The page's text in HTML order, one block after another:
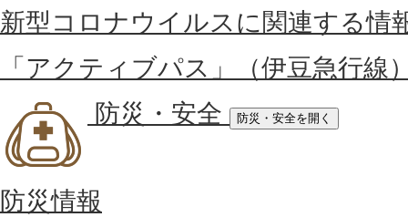
新型コロナウイルスに関連する情
「アクティブパス」（伊豆急行線
防災・安全
防災・安全を開く
防災情報